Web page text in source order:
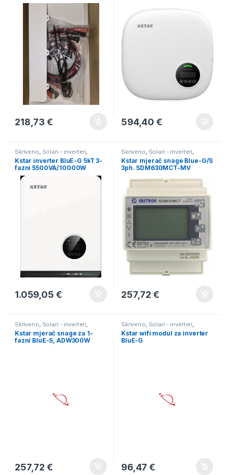
218,73€ 594,40€
Skriveno Solari - inverteri
Solarni paneli
Kstar inverter BluE-G 5kT 3-
fazni 5500VA/10000W
1.059,05 €
Skriveno Solari - inverteri
Solarni paneli
Kstar mjerač snage Blue-G/S
3ph. SDM630MCT-MV
257,72€
Skriveno Solari - inverteri
Solarni paneli
Kstar mjerač snage za 1-
fazni BluE-S, ADW300W
257,72€
Skriveno Solari - inverteri
Solarni paneli
Kstar wifi modul za inverter
BluE-G
96,47€